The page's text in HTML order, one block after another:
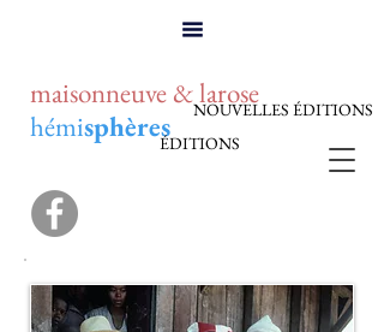
hémisphèresÉDITIONS
maisonneuve & laroseNOUVELLES ÉDITIONS